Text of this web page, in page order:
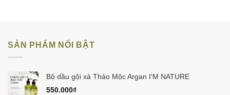
SẢN PHẨM NỔI BẬT
Bộ dầu gội xả Thảo Mộc Argan I'M NATURE
550.000₫